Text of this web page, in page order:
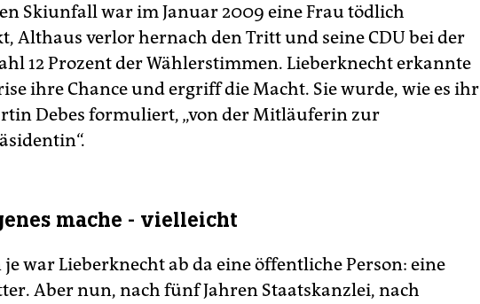
Skiunfall war im Januar 2009 eine Frau tödlich
Althaus verlor hernach den Tritt und seine CDU bei der
12 Prozent der Wählerstimmen. Lieberknecht erkannte
ihre Chance und ergriff die Macht. Sie wurde, wie es ihr
Debes formuliert, „von der Mitläuferin zur
mache - vielleicht
war Lieberknecht ab da eine öffentliche Person: eine
Aber nun, nach fünf Jahren Staatskanzlei, nach